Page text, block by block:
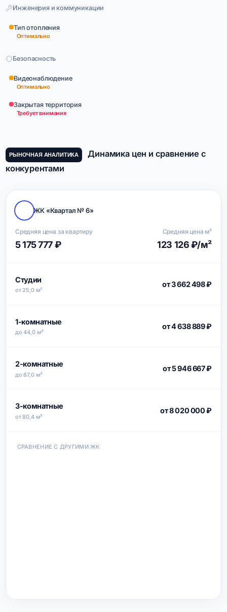
Инженерия и коммуникации
Тип отопления
Оптимально
Безопасность
Видеонаблюдение
Оптимально
Закрытая территория
Требует внимания
РЫНОЧНАЯ АНАЛИТИКА
Динамика цен и сравнение с
конкурентами
ЖК «Квартал № 6»
Средняя цена за квартиру
5 175 777 ₽
Средняя цена м²
123 126 ₽/м²
Студии
от 25,0 м²
от 3 662 498 ₽
1-комнатные
до 44,0 м²
от 4 638 889 ₽
2-комнатные
до 67,0 м²
от 5 946 667 ₽
3-комнатные
от 80,4 м²
от 8 020 000 ₽
СРАВНЕНИЕ С ДРУГИМИ ЖК